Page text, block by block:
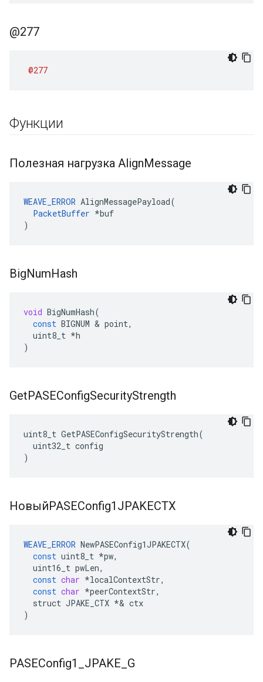
@277
@277
Функции
Полезная нагрузка AlignMessage
WEAVE_ERROR AlignMessagePayload(
PacketBuffer *buf
)
BigNumHash
void BigNumHash(
const BIGNUM & point,
uint8_t *h
)
GetPASEConfigSecurityStrength
uint8_t GetPASEConfigSecurityStrength(
  uint32_t config
)
НовыйPASEConfig1JPAKECTX
WEAVE_ERROR NewPASEConfig1JPAKECTX(
const uint8_t *pw,
uint16_t pwLen,
const char *localContextStr,
const char *peerContextStr,
struct JPAKE_CTX *& ctx
)
PASEConfig1 JPAKE G